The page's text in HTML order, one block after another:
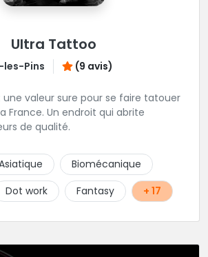
Ultra Tattoo
les-Pins (9 avis)
valeur sure pour se faire tatouer
France. Un endroit qui abrite
de qualité.
Biomécanique
Dot work Fantasy + 17